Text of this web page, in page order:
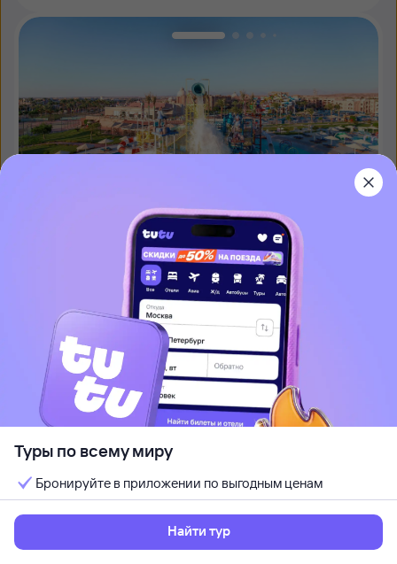
Pickalbatros Aqua Park Resort -
Hurghada (ex. Albatros Garden Resort)
Песчаный пляж Отдых с детьми
Кондиционер
Идеально для отдыха парой
Кешбэк до 7%
от 284 ⁠900 ⁠₽
12 авг, ср — 17 авг, пн
5 ночей, за двоих
Туры по всему миру
Бронируйте в приложении по выгодным ценам
Найти тур